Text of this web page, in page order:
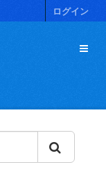
ログイン